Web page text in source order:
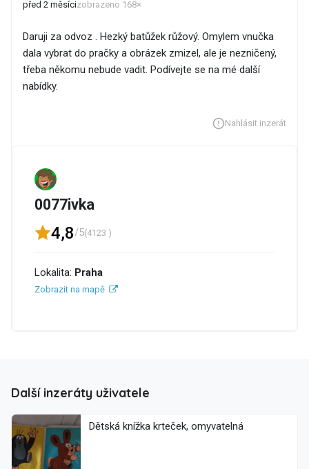
před 2 měsícizobrazeno 168×
Daruji za odvoz . Hezký batůžek růžový. Omylem vnučka
dala vybrat do pračky a obrázek zmizel, ale je nezničený,
třeba někomu nebude vadit. Podívejte se na mé další
nabídky.
Nahlásit inzerát
0077ivka
4,8/5(4123 )
Lokalita: Praha
Zobrazit na mapě
Další inzeráty uživatele
Dětská knížka krteček, omyvatelná